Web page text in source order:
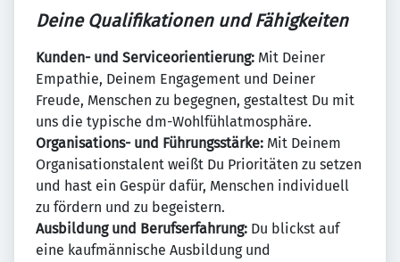
Deine Qualifikationen und Fähigkeiten
Kunden- und Serviceorientierung: Mit Deiner
Empathie, Deinem Engagement und Deiner
Freude, Menschen zu begegnen, gestaltest Du mit
uns die typische dm-Wohlfühlatmosphäre.
Organisations- und Führungsstärke: Mit Deinem
Organisationstalent weißt Du Prioritäten zu setzen
und hast ein Gespür dafür, Menschen individuell
zu fördern und zu begeistern.
Ausbildung und Berufserfahrung: Du blickst auf
eine kaufmännische Ausbildung und